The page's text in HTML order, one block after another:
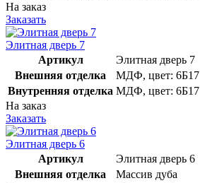
На заказ
Заказать
Элитная дверь 7
Артикул
Элитная дверь 7
Внешняя отделка
МДФ, цвет: 6Б17
Внутренняя отделка МДФ, цвет: 6Б17
На заказ
Заказать
Элитная дверь 6
Артикул
Элитная дверь 6
Внешняя отделка
Массив дуба